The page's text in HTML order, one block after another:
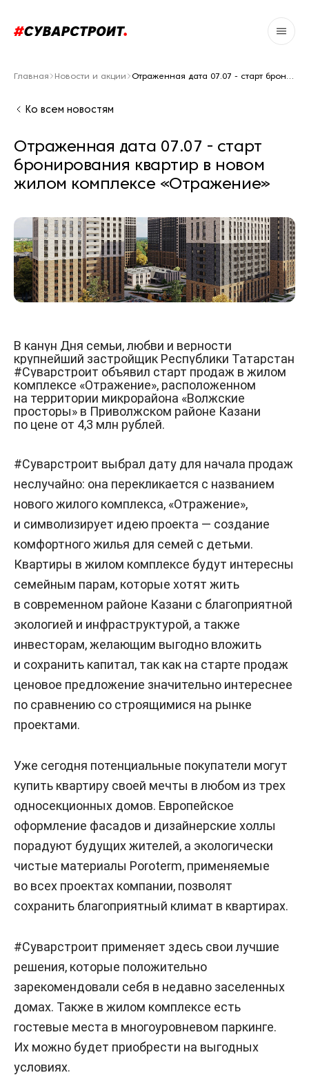
Главная Новости и акции
Ко всем новостям
Отраженная дата 07.07 - старт
бронирования квартир в новом
жилом комплексе «Отражение»
В канун Дня семьи, любви и верности
крупнейший застройщик Республики Татарстан
#Суварстроит объявил старт продаж в жилом
комплексе «Отражение», расположенном
на территории микрорайона «Волжские
просторы» в Приволжском районе Казани
по цене от 4,3 млн рублей.
#Суварстроит выбрал дату для начала продаж
неслучайно: она перекликается с названием
нового жилого комплекса, «Отражение»,
и символизирует идею проекта — создание
комфортного жилья для семей с детьми.
Квартиры в жилом комплексе будут интересны
семейным парам, которые хотят жить
в современном районе Казани с благоприятной
экологией и инфраструктурой, а также
инвесторам, желающим выгодно вложить
и сохранить капитал, так как на старте продаж
ценовое предложение значительно интереснее
по сравнению со строящимися на рынке
проектами.
Уже сегодня потенциальные покупатели могут
купить квартиру своей мечты в любом из трех
односекционных домов. Европейское
оформление фасадов и дизайнерские холлы
порадуют будущих жителей, а экологически
чистые материалы Poroterm, применяемые
во всех проектах компании, позволят
сохранить благоприятный климат в квартирах.
#Суварстроит применяет здесь свои лучшие
решения, которые положительно
зарекомендовали себя в недавно заселенных
домах. Также в жилом комплексе есть
гостевые места в многоуровневом паркинге.
Их можно будет приобрести на выгодных
условиях.